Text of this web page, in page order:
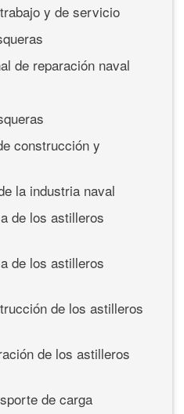
y de servicio
de reparación naval
construcción y
la industria naval
de los astilleros
de los astilleros
de los astilleros
de los astilleros
de carga